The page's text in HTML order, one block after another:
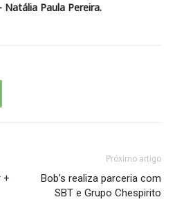
Natália Paula Pereira.
+
Próximo artigo
Bob’s realiza parceria com
SBT e Grupo Chespirito